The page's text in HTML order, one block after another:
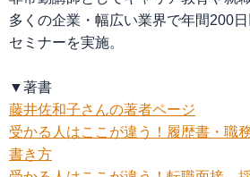
多くの企業・幅広い業界で年間200
セミナーを実施。
▼著書
藤井佐和子さんの著者ページ
受かる人はここが違う！履歴書・職
書き方